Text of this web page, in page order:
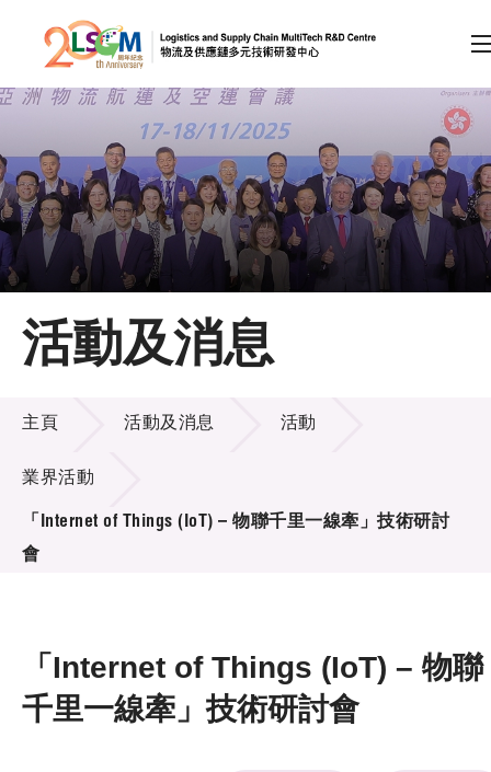
跳到內容（按回車鍵）
會員登入
A A EN 繁 简
主頁
關於LSCM
技術商品化
項目及資助計劃
活動及消息
新聞中心
活動及消息
活動及消息
主頁 活動及消息 活動
業界活動
「Internet of Things (IoT) – 物聯千里一線牽」技術研討
會
「Internet of Things (IoT) – 物聯
千里一線牽」技術研討會